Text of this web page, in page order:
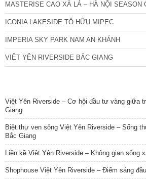
MASTERISE CAO XÀ LÁ – HÀ NỘI SEASON
ICONIA LAKESIDE TỐ HỮU MIPEC
IMPERIA SKY PARK NAM AN KHÁNH
VIỆT YÊN RIVERSIDE BẮC GIANG
Việt Yên Riverside – Cơ hội đầu tư vàng giữa
Giang
Biệt thự ven sông Việt Yên Riverside – Sống
Bắc Giang
Liền kề Việt Yên Riverside – Không gian sống
Shophouse Việt Yên Riverside – Điểm sáng